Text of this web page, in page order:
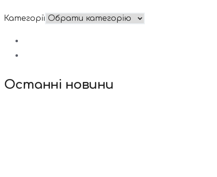
Категорії
Останні новини